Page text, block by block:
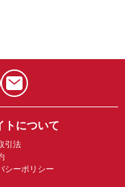
トについて
引法
シーポリシー